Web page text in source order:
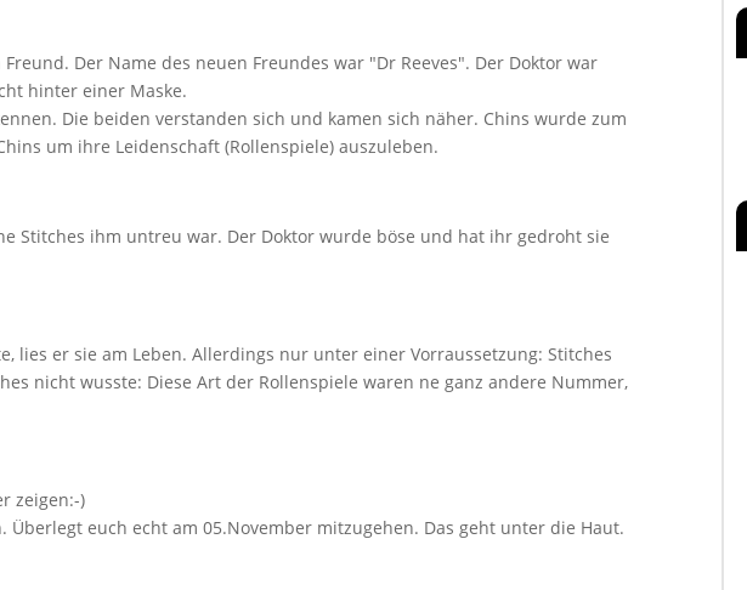
Der Name des neuen Freundes war "Dr Reeves". Der Doktor war
hinter einer Maske.
Die beiden verstanden sich und kamen sich näher. Chins wurde zum
um ihre Leidenschaft (Rollenspiele) auszuleben.
Stitches ihm untreu war. Der Doktor wurde böse und hat ihr gedroht sie
lies er sie am Leben. Allerdings nur unter einer Vorraussetzung: Stitches
nicht wusste: Diese Art der Rollenspiele waren ne ganz andere Nummer,
zeigen:-)
euch echt am 05.November mitzugehen. Das geht unter die Haut.